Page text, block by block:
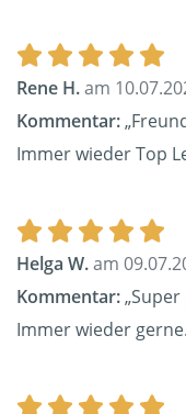
Rene H.am
Kommentar:
Immer wieder Top
Helga W.am
Kommentar:
Immer wieder